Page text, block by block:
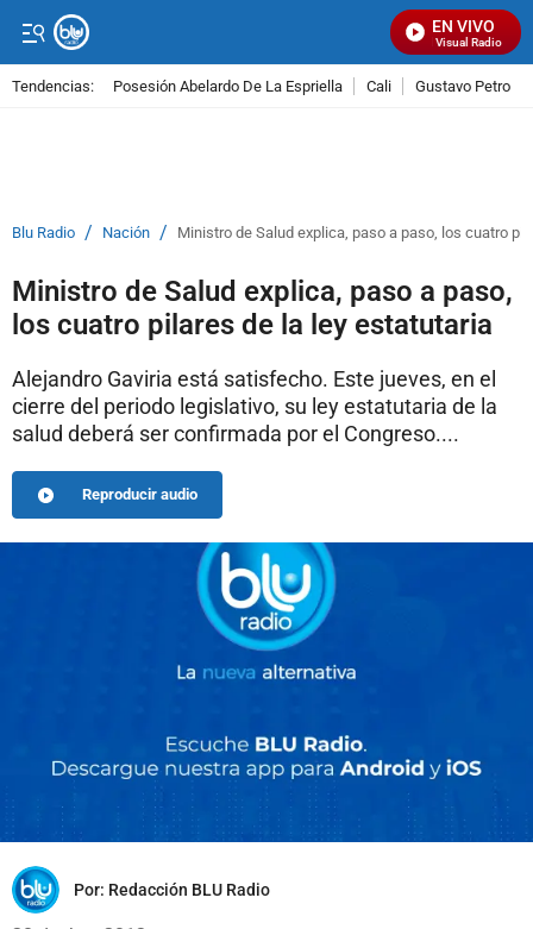
EN VIVO
Señal Visual Radio
Tendencias: Posesión Abelardo De La Espriella Cali Gustavo Petro
Blu Radio / Nación / Ministro de Salud explica, paso a paso, los cuatro
Ministro de Salud explica, paso a paso,
los cuatro pilares de la ley estatutaria
Alejandro Gaviria está satisfecho. Este jueves, en el
cierre del periodo legislativo, su ley estatutaria de la
salud deberá ser confirmada por el Congreso....
Reproducir audio
Por: Redacción BLU Radio